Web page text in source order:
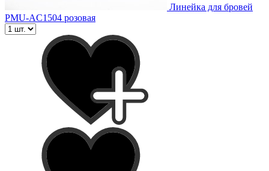
Линейка для бровей
PMU-AC1504 розовая